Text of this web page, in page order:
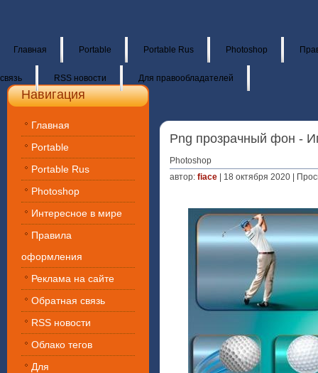
Главная Portable Portable Rus Photoshop
связь RSS новости Для правообладателей
Навигация
Главная
Portable
Portable Rus
Photoshop
Интересное в мире
Правила
оформления
Реклама на сайте
Обратная связь
RSS новости
Облако тегов
Для
Png прозрачный фон -
Photoshop
автор: fiace | 18 октября 2020 |